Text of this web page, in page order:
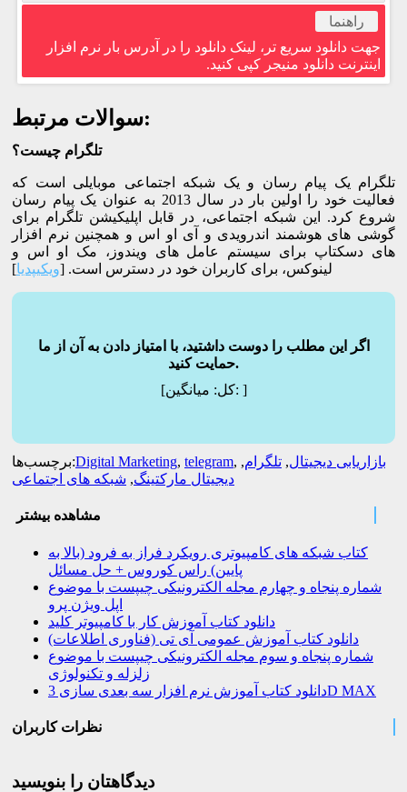
راهنما
جهت دانلود سریع تر، لینک دانلود را در آدرس بار نرم افزار
اینترنت دانلود منیجر کپی کنید.
سوالات مرتبط:
تلگرام چیست؟
تلگرام یک پیام رسان و یک شبکه اجتماعی موبایلی است که
فعالیت خود را اولین بار در سال 2013 به عنوان یک پیام رسان
شروع کرد. این شبکه اجتماعی، در قابل اپلیکیشن تلگرام برای
گوشی های هوشمند اندرویدی و آی او اس و همچنین نرم افزار
های دسکتاپ برای سیستم عامل های ویندوز، مک او اس و
لینوکس، برای کاربران خود در دسترس است. [ویکیپدیا]
اگر این مطلب را دوست داشتید، با امتیاز دادن به آن از ما
حمایت کنید.
[کل:میانگین: ]
برچسب‌ها:Digital Marketing, telegram, بازاریابی دیجیتال, تلگرام,
دیجیتال مارکتینگ, شبکه های اجتماعی
مشاهده بیشتر
کتاب شبکه های کامپیوتری رویکرد فراز به فرود (بالا به
پایین) راس کوروس + حل مسائل
شماره پنجاه و چهارم مجله الکترونیکی چیپست با موضوع
اپل ویژن پرو
دانلود کتاب آموزش کار با کامپیوتر کلید
دانلود کتاب آموزش عمومی آی تی (فناوری اطلاعات)
شماره پنجاه و سوم مجله الکترونیکی چیپست با موضوع
زلزله و تکنولوژی
دانلود کتاب آموزش نرم افزار سه بعدی سازی 3D MAX
نظرات کاربران
دیدگاهتان را بنویسید